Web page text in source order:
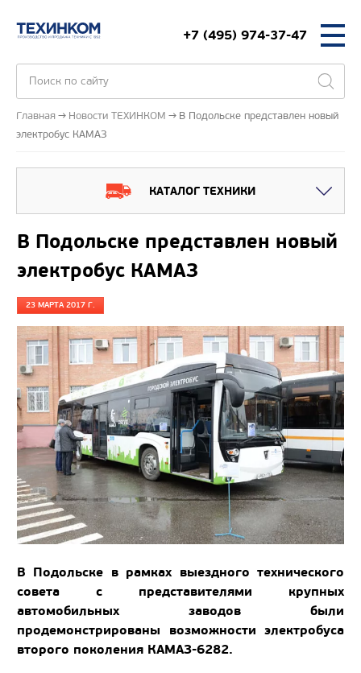
+7 (495) 974-37-47
Главная Новости ТЕХИНКОМ
В Подольске представлен новый
электробус КАМАЗ
КАТАЛОГ ТЕХНИКИ
В Подольске представлен новый
электробус КАМАЗ
23 МАРТА 2017 Г.
В Подольске в рамках выездного технического
совета с представителями крупных
автомобильных заводов были
продемонстрированы возможности электробуса
второго поколения КАМАЗ-6282.